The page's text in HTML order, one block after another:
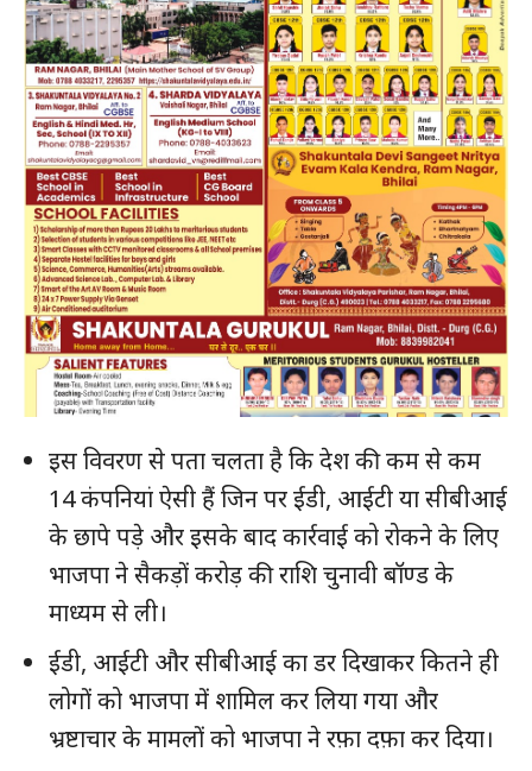
इस विवरण से पता चलता है कि देश की कम से कम
14 कंपनियां ऐसी हैं जिन पर ईडी, आईटी या सीबीआई
के छापे पड़े और इसके बाद कार्रवाई को रोकने के लिए
भाजपा ने सैकड़ों करोड़ की राशि चुनावी बॉण्ड के
माध्यम से ली।
ईडी, आईटी और सीबीआई का डर दिखाकर कितने ही
लोगों को भाजपा में शामिल कर लिया गया और
भ्रष्टाचार के मामलों को भाजपा ने रफ़ा दफ़ा कर दिया।